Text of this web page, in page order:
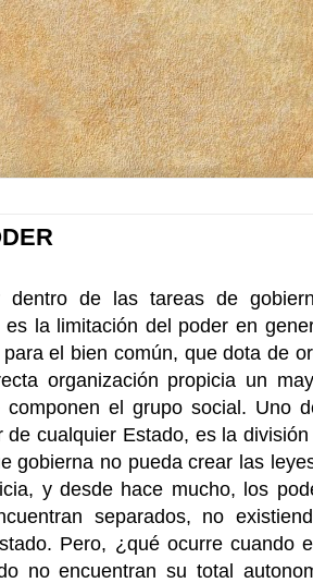
dentro de las tareas de
la limitación del poder en
el bien común, que dota de
organización propicia un
el grupo social. Uno
de cualquier Estado, es la
gobierna no pueda crear las
y desde hace mucho, los
separados, no
Pero, ¿qué ocurre cuando
no encuentran su total